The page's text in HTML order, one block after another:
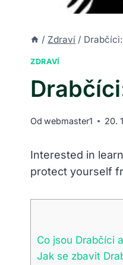
/ Zdraví /
ZDRAVÍ
Od webmaster1 20.
Interested in
protect yourself
Co jsou Drabčíci
Jak se zbavit